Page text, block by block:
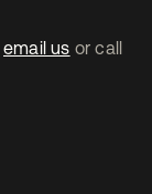
email us or call